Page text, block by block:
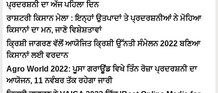
ਪ੍ਰਦਰਸ਼ਨੀ ਦਾ ਅੱਜ ਪਹਿਲਾ ਦਿਨ
ਰਾਸ਼ਟਰੀ ਕਿਸਾਨ ਮੇਲਾ : ਇਨ੍ਹਾਂ ਉਤਪਾਦਾਂ ਤੇ ਪ੍ਰਦਰਸ਼ਨੀਆਂ ਨੇ ਮੋਹਿਆ
ਕਿਸਾਨਾਂ ਦਾ ਮਨ, ਜਾਣੋ ਵਿਸ਼ੇਸ਼ਤਾਵਾਂ
ਕ੍ਰਿਸ਼ੀ ਜਾਗਰਣ ਵੱਲੋਂ ਆਯੋਜਿਤ ਕ੍ਰਿਸ਼ੀ ਉੱਨਤੀ ਸੰਮੇਲਨ 2022 ਬਣਿਆ
ਕਿਸਾਨਾਂ ਲਈ ਵਰਦਾਨ
Agro World 2022: ਪੂਸਾ ਗਰਾਊਂਡ ਵਿਖੇ ਤਿੰਨ ਰੋਜ਼ਾ ਪ੍ਰਦਰਸ਼ਨੀ ਦਾ
ਆਯੋਜਨ, 11 ਨਵੰਬਰ ਤੱਕ ਰਹੇਗਾ ਜਾਰੀ